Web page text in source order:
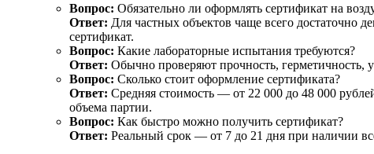
Вопрос: Обязательно ли оформлять сертификат на
Ответ: Для частных объектов чаще всего достаточно
сертификат.
Вопрос: Какие лабораторные испытания требуются?
Ответ: Обычно проверяют прочность,
Вопрос: Сколько стоит оформление сертификата?
Ответ: Средняя стоимость — от 22 000 до 48 000
объема партии.
Вопрос: Как быстро можно получить сертификат?
Ответ: Реальный срок — от 7 до 21 дня при наличии